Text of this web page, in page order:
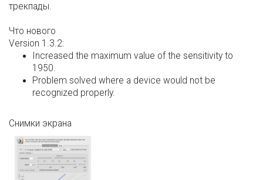
трекпады.
Что нового
Version 1.3.2:
Increased the maximum value of the sensitivity to
1950.
Problem solved where a device would not be
recognized properly.
Снимки экрана